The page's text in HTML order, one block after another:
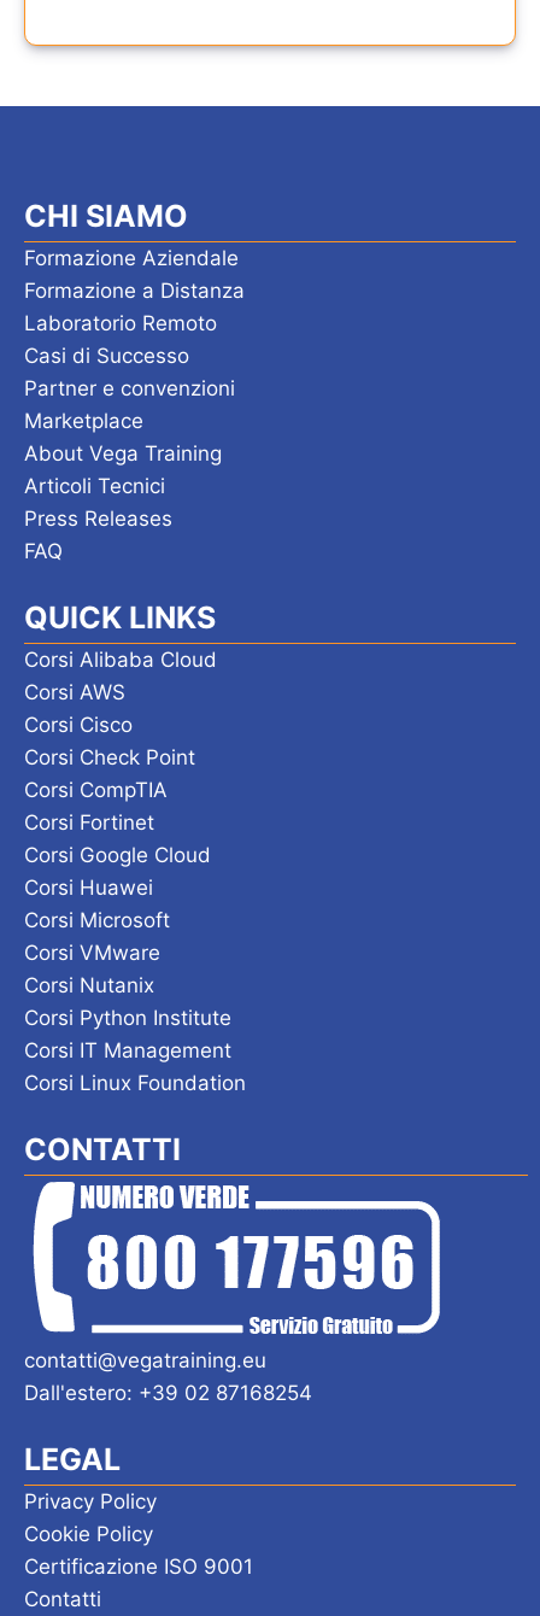
CHI SIAMO
Formazione Aziendale
Formazione a Distanza
Laboratorio Remoto
Casi di Successo
Partner e convenzioni
Marketplace
About Vega Training
Articoli Tecnici
Press Releases
FAQ
QUICK LINKS
Corsi Alibaba Cloud
Corsi AWS
Corsi Cisco
Corsi Check Point
Corsi CompTIA
Corsi Fortinet
Corsi Google Cloud
Corsi Huawei
Corsi Microsoft
Corsi VMware
Corsi Nutanix
Corsi Python Institute
Corsi IT Management
Corsi Linux Foundation
CONTATTI
contatti@vegatraining.eu
Dall'estero: +39 02 87168254
LEGAL
Privacy Policy
Cookie Policy
Certificazione ISO 9001
Contatti